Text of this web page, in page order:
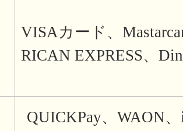
VISAカード、
RICAN EXPRESS、
QUICKPay、WAON